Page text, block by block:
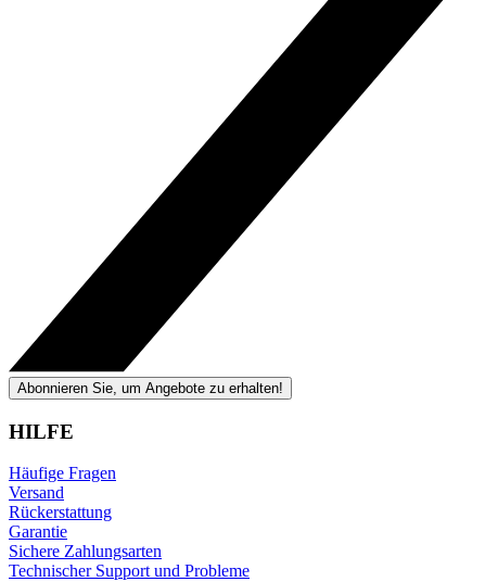
Abonnieren Sie, um Angebote zu erhalten!
HILFE
Häufige Fragen
Versand
Rückerstattung
Garantie
Sichere Zahlungsarten
Technischer Support und Probleme